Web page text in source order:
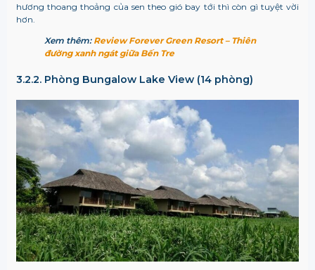
hương thoang thoảng của sen theo gió bay tới thì còn gì tuyệt vời
hơn.
Xem thêm: Review Forever Green Resort – Thiên
đường xanh ngát giữa Bến Tre
3.2.2. Phòng Bungalow Lake View (14 phòng)